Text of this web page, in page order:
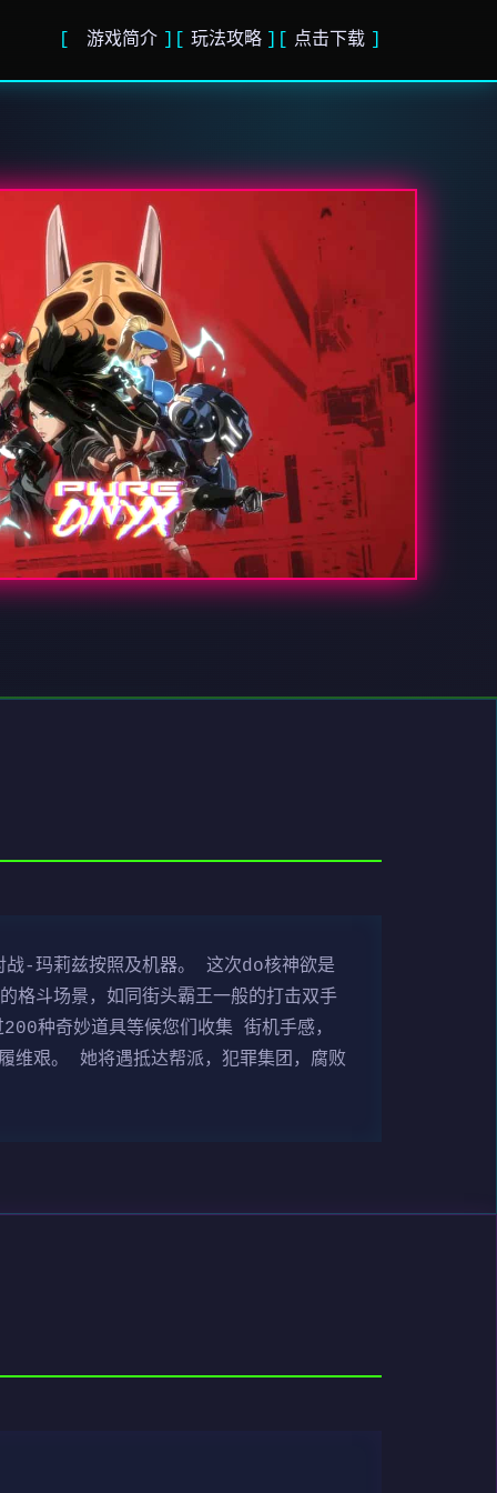
游戏简介 玩法攻略 点击下载
战-玛莉兹按照及机器。 这次do核神欲是
格斗场景，如同街头霸王一般的打击双手
种奇妙道具等候您们收集 街机手感，
维艰。 她将遇抵达帮派，犯罪集团，腐败